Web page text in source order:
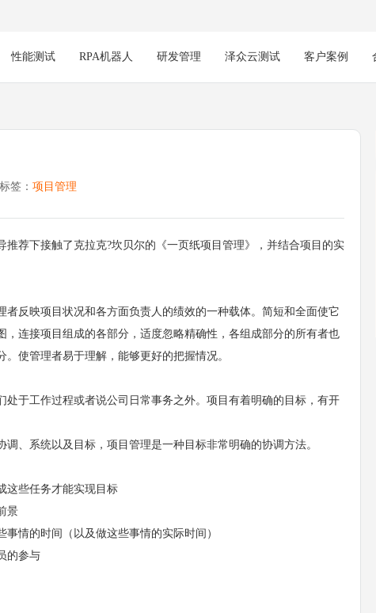
性能测试 RPA机器人 研发管理 泽众云测试 客户案例
签： 项目管理
荐下接触了克拉克?坎贝尔的《一页纸项目管理》，并结合项目的实
反映项目状况和各方面负责人的绩效的一种载体。简短和全面使它
连接项目组成的各部分，适度忽略精确性，各组成部分的所有者也
使管理者易于理解，能够更好的把握情况。
于工作过程或者说公司日常事务之外。项目有着明确的目标，有开
系统以及目标，项目管理是一种目标非常明确的协调方法。
些任务才能实现目标
景
的时间（以及做这些事情的实际时间）
的参与